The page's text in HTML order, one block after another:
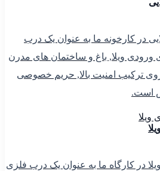
در کارخونه ما به عنوان یک درب
ورودی ویلا, باغ و ساختمان های مدرن
ترکیب امنیت بالا, حریم خصوصی
است.
در کارگاه ما به عنوان یک درب فلزی